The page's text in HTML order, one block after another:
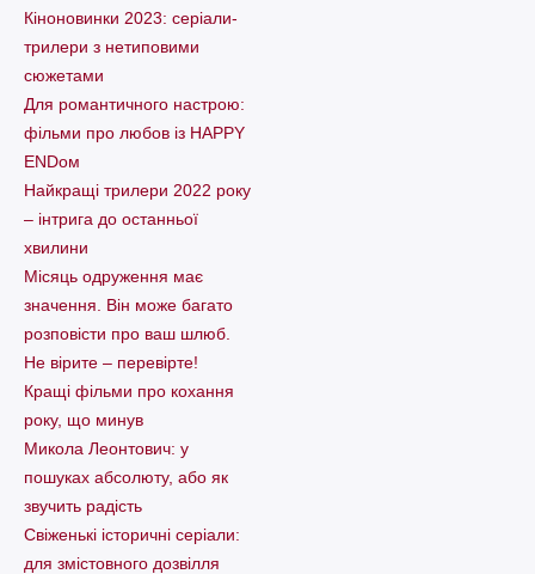
Кіноновинки 2023: серіали-
трилери з нетиповими
сюжетами
Для романтичного настрою:
фільми про любов із HAPPY
ENDом
Найкращі трилери 2022 року
– інтрига до останньої
хвилини
Місяць одруження має
значення. Він може багато
розповісти про ваш шлюб.
Не вірите – перевірте!
Кращі фільми про кохання
року, що минув
Микола Леонтович: у
пошуках абсолюту, або як
звучить радість
Свіженькі історичні серіали:
для змістовного дозвілля